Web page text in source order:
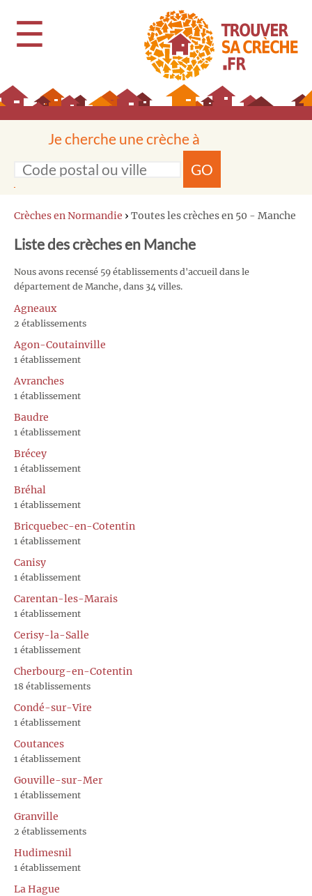
☰
Je cherche une crèche à
GO
Crèches en Normandie › Toutes les crèches en 50 - Manche
Liste des crèches en Manche
Nous avons recensé 59 établissements d'accueil dans le
département de Manche, dans 34 villes.
Agneaux
2 établissements
Agon-Coutainville
1 établissement
Avranches
1 établissement
Baudre
1 établissement
Brécey
1 établissement
Bréhal
1 établissement
Bricquebec-en-Cotentin
1 établissement
Canisy
1 établissement
Carentan-les-Marais
1 établissement
Cerisy-la-Salle
1 établissement
Cherbourg-en-Cotentin
18 établissements
Condé-sur-Vire
1 établissement
Coutances
1 établissement
Gouville-sur-Mer
1 établissement
Granville
2 établissements
Hudimesnil
1 établissement
La Hague